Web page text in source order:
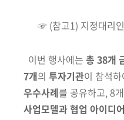
☞ (참고1) 지정대리
이번 행사에는 총 38개
7개의 투자기관이 참석하
우수사례를 공유하고, 8
사업모델과 협업 아이디어